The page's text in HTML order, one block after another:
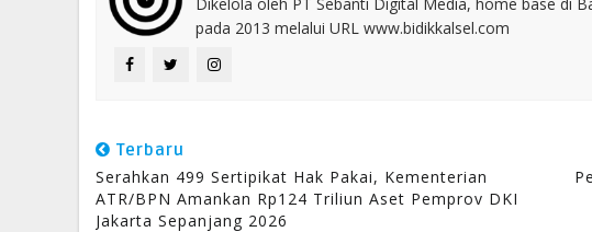
pada 2013 melalui URL www.bidikkalsel.com
Terbaru
Serahkan 499 Sertipikat Hak Pakai, Kementerian
ATR/BPN Amankan Rp124 Triliun Aset Pemprov DKI
Jakarta Sepanjang 2026